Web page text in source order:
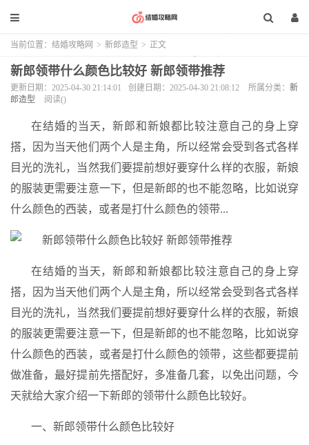
当前位置： 结婚攻略网 > 新郎造型 > 正文
新郎领带什么颜色比较好 新郎领带推荐
更新日期：2025-04-30 21:14:01 创建日期：2025-04-30 21:08:12 所属分类： 新
郎造型
阅读()
在结婚的当天，新郎和新娘都比较注意自己的身上穿
搭，因为当天他们两个人是主角，所以经常会受到各式各样
目光的洗礼，当然我们要提前想好要穿什么样的衣服，新娘
的服装更需要注意一下，但是新郎的也不能忽略，比如说穿
什么颜色的西装，或者是打什么颜色的领带...
在结婚的当天，新郎和新娘都比较注意自己的身上穿
搭，因为当天他们两个人是主角，所以经常会受到各式各样
目光的洗礼，当然我们要提前想好要穿什么样的衣服，新娘
的服装更需要注意一下，但是新郎的也不能忽略，比如说穿
什么颜色的西装，或者是打什么颜色的领带，这些都要提前
做准备，最好提前先搭配好，多准备几套，以免出问题，今
天就给大家介绍一下新郎的领带什么颜色比较好。
一、新郎领带什么颜色比较好